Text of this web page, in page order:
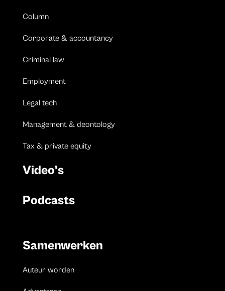
Column
Corporate & accountancy
Criminal law
Employment
Legal tech
Management & deontology
Tax & private equity
Video’s
Podcasts
Samenwerken
Auteur worden